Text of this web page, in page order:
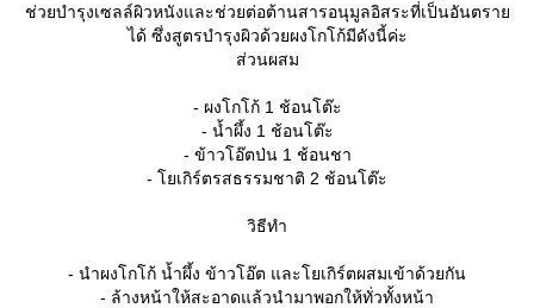
ช่วยบำรุงเซลล์ผิวหนังและช่วยต่อต้านสารอนุมูลอิสระที่เป็นอันตรา
ได้ ซึ่งสูตรบำรุงผิวด้วยผงโกโก้มีดังนี้ค่ะ
ส่วนผสม
- ผงโกโก้ 1 ช้อนโต๊ะ
- น้ำผึ้ง 1 ช้อนโต๊ะ
- ข้าวโอ๊ตป่น 1 ช้อนชา
- โยเกิร์ตรสธรรมชาติ 2 ช้อนโต๊ะ
วิธีทำ
- นำผงโกโก้ น้ำผึ้ง ข้าวโอ๊ต และโยเกิร์ตผสมเข้าด้วยกัน
- ล้างหน้าให้สะอาดแล้วนำมาพอกให้ทั่วทั้งหน้า